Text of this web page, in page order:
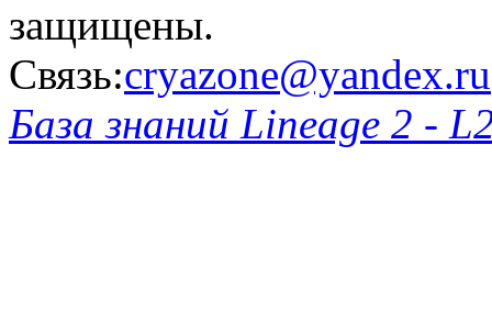
защищены.
Связь:cryazone@yandex.ru
База знаний Lineage 2 -